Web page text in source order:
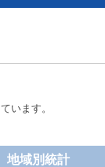
います。
地域別統計